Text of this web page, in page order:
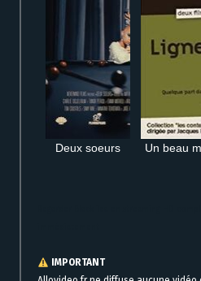
Deux soeurs Un beau
IMPORTANT